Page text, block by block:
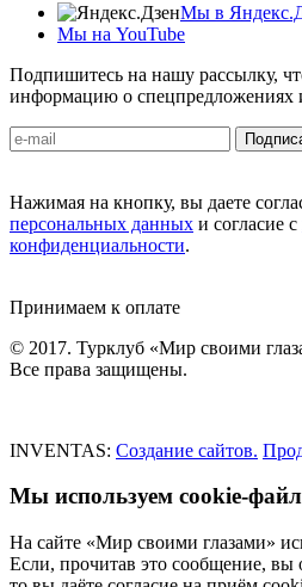
Мы в
Мы на YouTube
Подпишитесь на нашу рассылку,
информацию о спецпредложениях
Нажимая на кнопку, вы даете
персональных данных и согласие с
конфиденциальности.
Принимаем к оплате
© 2017. Турклуб «Мир своими
Все права защищены.
INVENTAS: Создание сайтов.
Мы используем cookie-
На сайте «Мир своими глазами»
Если, прочитав это сообщение, вы